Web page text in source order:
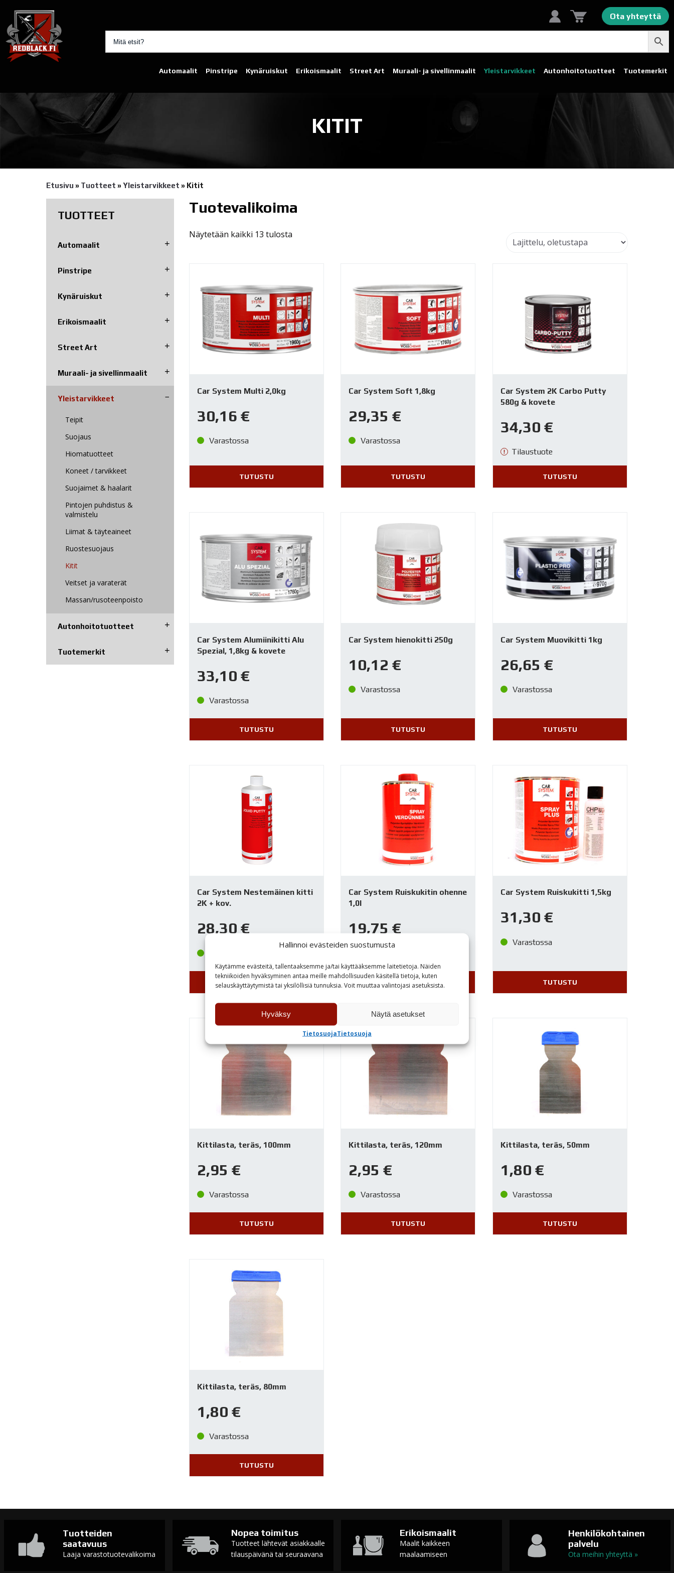
Hallinnoi evästeiden suostumusta
Käytämme evästeitä, tallentaaksemme ja/tai käyttääksemme laitetietoja. Näiden
tekniikoiden hyväksyminen antaa meille mahdollisuuden käsitellä tietoja, kuten
selauskäyttäytymistä tai yksilöllisiä tunnuksia. Voit muuttaa valintojasi asetuksista.
Hyväksy Näytä asetukset
TietosuojaTietosuoja
Ota yhteyttä
Automaalit Pinstripe Kynäruiskut Erikoismaalit Street Art Muraali- ja sivellinmaalit Yleistarvikkeet Autonhoito­tuotteet Tuotemerkit
KITIT
Etusivu » Tuotteet » Yleistarvikkeet » Kitit
TUOTTEET
Automaalit
Pinstripe
Kynäruiskut
Erikoismaalit
Street Art
Muraali- ja sivellinmaalit
Yleistarvikkeet
Teipit
Suojaus
Hiomatuotteet
Koneet / tarvikkeet
Suojaimet & haalarit
Pintojen puhdistus &
valmistelu
Liimat & täyteaineet
Ruostesuojaus
Kitit
Veitset ja varaterät
Massan/rusoteenpoisto
Autonhoito­tuotteet
Tuotemerkit
Tuotevalikoima
Näytetään kaikki 13 tulosta
Car System Multi 2,0kg
30,16 €
Varastossa
TUTUSTU
Car System Soft 1,8kg
29,35€
Varastossa
TUTUSTU
Car System 2K Carbo Putty
580g & kovete
34,30 €
Tilaustuote
TUTUSTU
Car System Alumiinikitti Alu
Spezial, 1,8kg & kovete
33,10 €
Varastossa
TUTUSTU
Car System hienokitti 250g
10,12€
Varastossa
TUTUSTU
Car System Muovikitti 1kg
26,65 €
Varastossa
TUTUSTU
Car System Nestemäinen kitti
2K + kov.
28,30 €
TUTUSTU
Car System Ruiskukitin ohenne
1,0l
19,75€
TUTUSTU
Car System Ruiskukitti 1,5kg
31,30 €
Varastossa
TUTUSTU
Kittilasta, teräs, 100mm
2,95 €
Varastossa
TUTUSTU
Kittilasta, teräs, 120mm
2,95€
Varastossa
TUTUSTU
Kittilasta, teräs, 50mm
1,80 €
Varastossa
TUTUSTU
Kittilasta, teräs, 80mm
1,80 €
Varastossa
TUTUSTU
Tuotteiden
saatavuus
Laaja varastotuotevalikoima
Nopea toimitus
Tuotteet lähtevät asiakkaalle
tilauspäivänä tai seuraavana
Erikoismaalit
Maalit kaikkeen
maalaamiseen
Henkilökohtainen
palvelu
Ota meihin yhteyttä »